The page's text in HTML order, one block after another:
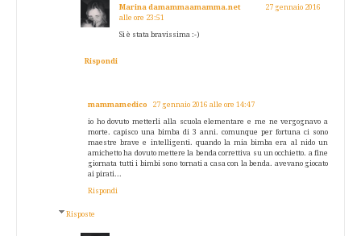
Marina damammaamamma.net
27 gennaio 2016
alle ore 23:51
Sì è stata bravissima :-)
Rispondi
mammamedico 27 gennaio 2016 alle ore 14:47
io ho dovuto metterli alla scuola elementare e me ne vergognavo a
morte. capisco una bimba di 3 anni. comunque per fortuna ci sono
maestre brave e intelligenti. quando la mia bimba era al nido un
amichetto ha dovuto mettere la benda correttiva su un occhietto. a fine
giornata tutti i bimbi sono tornati a casa con la benda. avevano giocato
ai pirati...
Rispondi
Risposte